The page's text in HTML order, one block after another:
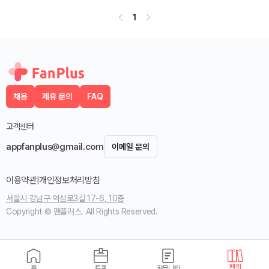
1
채용 제휴 문의 FAQ
고객센터
appfanplus@gmail.com 이메일 문의
이용약관|개인정보처리방침
서울시 강남구 역삼로3길 17-6, 10층
Copyright © 팬플러스. All Rights Reserved.
팬픽